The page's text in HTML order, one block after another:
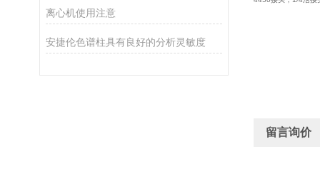
离心机使用注意
安捷伦色谱柱具有良好的分析灵敏度
留言询价